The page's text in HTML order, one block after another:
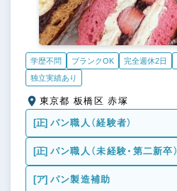
学歴不問 ブランクOK 完全週休2日
独立実績あり
東京都 板橋区 赤塚
[正] パン職人（経験者）
[正] パン職人（未経験・第二新卒）
[ア] パン製造補助